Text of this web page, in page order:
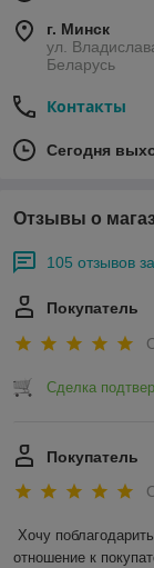
г. Минск
ул.
Беларусь
Контакты
Сегодня
Отзывы о
105 отзывов
Покупатель
Сделка
Покупатель
Хочу
отношение к